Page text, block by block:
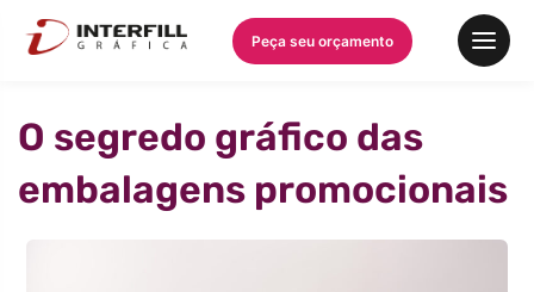
Peça seu orçamento
O segredo gráfico das
embalagens promocionais